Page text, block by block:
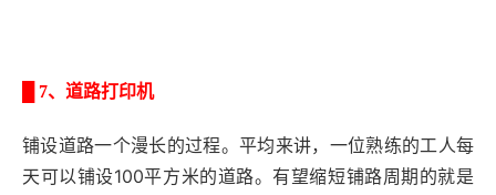
7、道路打印机
铺设道路一个漫长的过程。平均来讲，一位熟练的工人每
天可以铺设100平方米的道路。有望缩短铺路周期的就是